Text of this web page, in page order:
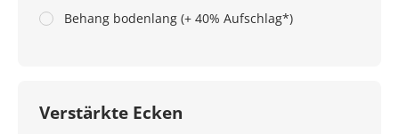
Behang bodenlang (+ 40% Aufschlag*)
Verstärkte Ecken